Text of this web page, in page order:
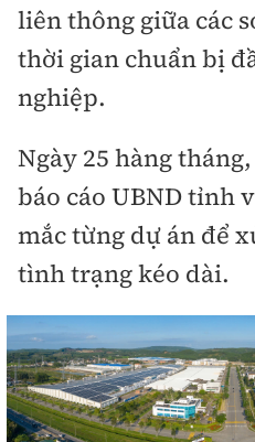
liên thông giữa các
thời gian chuẩn bị
nghiệp.
Ngày 25 hàng
báo cáo UBND tỉnh
mắc từng dự án để
tình trạng kéo dài.